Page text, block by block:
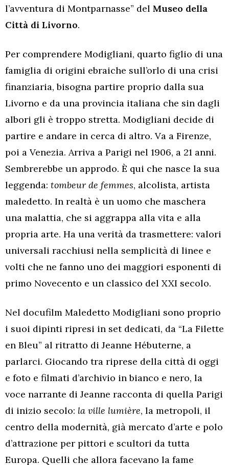
l’avventura di Montparnasse” del Museo della
Città di Livorno.
Per comprendere Modigliani, quarto figlio di una
famiglia di origini ebraiche sull’orlo di una crisi
finanziaria, bisogna partire proprio dalla sua
Livorno e da una provincia italiana che sin dagli
albori gli è troppo stretta. Modigliani decide di
partire e andare in cerca di altro. Va a Firenze,
poi a Venezia. Arriva a Parigi nel 1906, a 21 anni.
Sembrerebbe un approdo. È qui che nasce la sua
leggenda: tombeur de femmes, alcolista, artista
maledetto. In realtà è un uomo che maschera
una malattia, che si aggrappa alla vita e alla
propria arte. Ha una verità da trasmettere: valori
universali racchiusi nella semplicità di linee e
volti che ne fanno uno dei maggiori esponenti di
primo Novecento e un classico del XXI secolo.
Nel docufilm Maledetto Modigliani sono proprio
i suoi dipinti ripresi in set dedicati, da “La Filette
en Bleu” al ritratto di Jeanne Hébuterne, a
parlarci. Giocando tra riprese della città di oggi
e foto e filmati d’archivio in bianco e nero, la
voce narrante di Jeanne racconta di quella Parigi
di inizio secolo: la ville lumière, la metropoli, il
centro della modernità, già mercato d’arte e polo
d’attrazione per pittori e scultori da tutta
Europa. Quelli che allora facevano la fame